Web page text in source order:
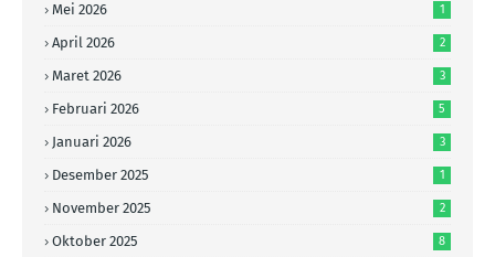
Mei 2026 1
April 2026 2
Maret 2026 3
Februari 2026 5
Januari 2026 3
Desember 2025 1
November 2025 2
Oktober 2025 8